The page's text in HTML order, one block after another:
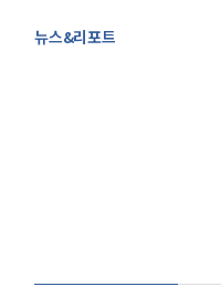
뉴스&리포트